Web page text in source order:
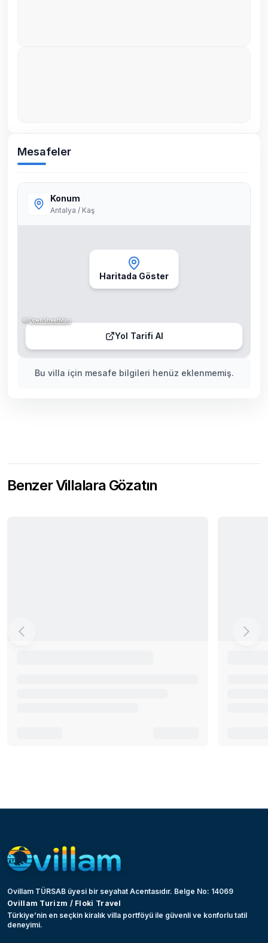
Mesafeler
Bu villa için mesafe bilgileri henüz eklenmemiş.
Konum
Antalya / Kaş
Haritada Göster
Yol Tarifi Al
©OpenStreetMap
Benzer Villalara Gözatın
Ovillam TÜRSAB üyesi bir seyahat Acentasıdır. Belge No: 14069
Ovillam Turizm / Floki Travel
Türkiye’nin en seçkin kiralık villa portföyü ile güvenli ve konforlu tatil
deneyimi.